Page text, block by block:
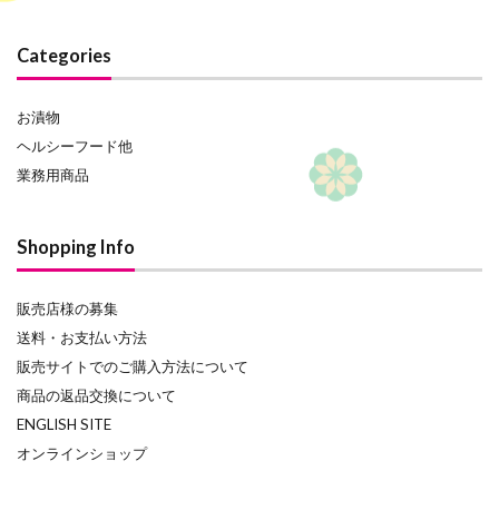
Categories
お漬物
ヘルシーフード他
業務用商品
Shopping Info
販売店様の募集
送料・お支払い方法
販売サイトでのご購入方法について
商品の返品交換について
ENGLISH SITE
オンラインショップ